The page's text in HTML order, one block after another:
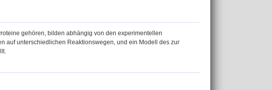
gehören, bilden abhängig von den experimentellen
auf unterschiedlichen Reaktionswegen, und ein Modell des zur